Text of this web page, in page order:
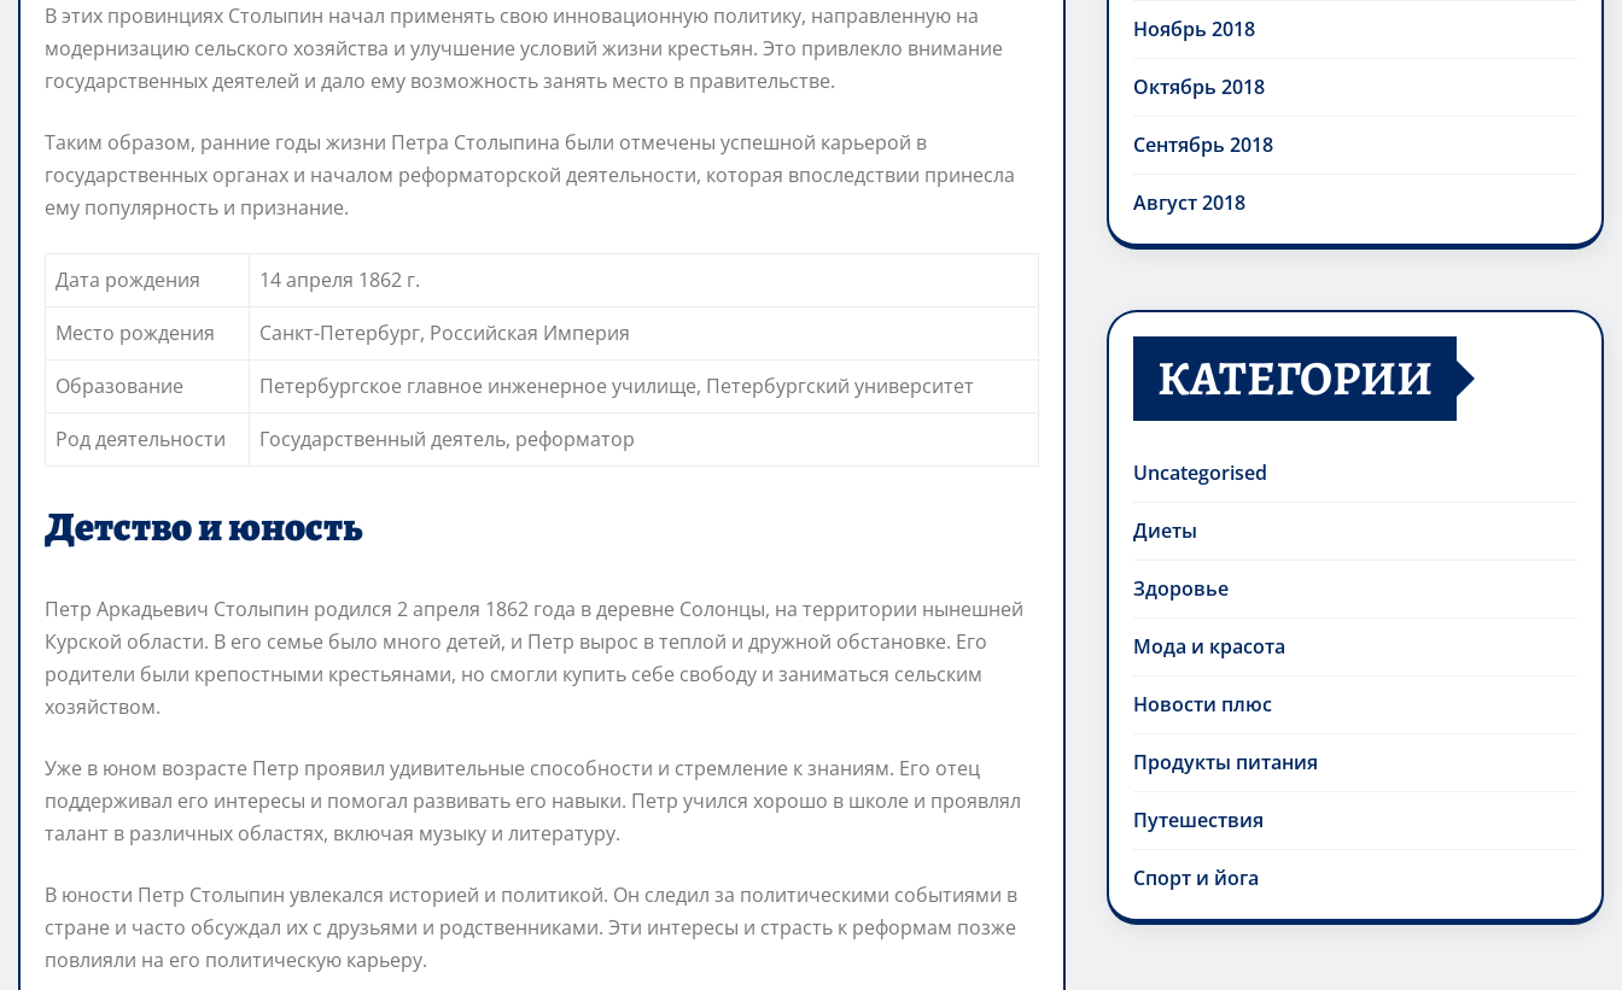
В этих провинциях Столыпин начал применять свою инновационную политику, направленную на
модернизацию сельского хозяйства и улучшение условий жизни крестьян. Это привлекло внимание
государственных деятелей и дало ему возможность занять место в правительстве.
Таким образом, ранние годы жизни Петра Столыпина были отмечены успешной карьерой в
государственных органах и началом реформаторской деятельности, которая впоследствии принесла
ему популярность и признание.
Дата рождения
14 апреля 1862 г.
Место рождения
Санкт-Петербург, Российская Империя
Образование
Петербургское главное инженерное училище, Петербургский университет
Род деятельности
Государственный деятель, реформатор
Детство и юность
Петр Аркадьевич Столыпин родился 2 апреля 1862 года в деревне Солонцы, на территории нынешней
Курской области. В его семье было много детей, и Петр вырос в теплой и дружной обстановке. Его
родители были крепостными крестьянами, но смогли купить себе свободу и заниматься сельским
хозяйством.
Уже в юном возрасте Петр проявил удивительные способности и стремление к знаниям. Его отец
поддерживал его интересы и помогал развивать его навыки. Петр учился хорошо в школе и проявлял
талант в различных областях, включая музыку и литературу.
В юности Петр Столыпин увлекался историей и политикой. Он следил за политическими событиями в
стране и часто обсуждал их с друзьями и родственниками. Эти интересы и страсть к реформам позже
повлияли на его политическую карьеру.
Ноябрь 2018
Октябрь 2018
Сентябрь 2018
Август 2018
КАТЕГОРИИ
Uncategorised
Диеты
Здоровье
Мода и красота
Новости плюс
Продукты питания
Путешествия
Спорт и йога